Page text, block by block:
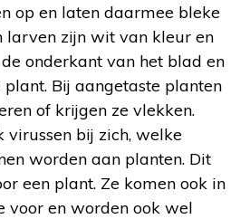
op en laten daarmee bleke
larven zijn wit van kleur en
onderkant van het blad en
Bij aangetaste planten
of krijgen ze vlekken.
virussen bij zich, welke
worden aan planten. Dit
een plant. Ze komen ook in
voor en worden ook wel